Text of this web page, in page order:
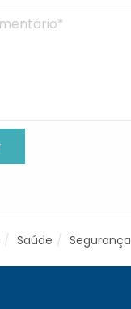
Saúde Segurança